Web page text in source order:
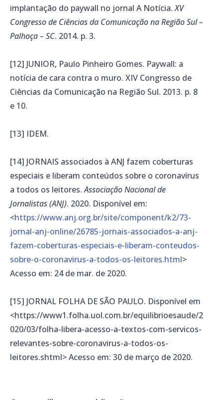
implantação do paywall no jornal A Notícia.XV
Congresso de Ciências da Comunicação na Região Sul –
Palhoça – SC. 2014. p. 3.
[12] JUNIOR, Paulo Pinheiro Gomes. Paywall: a
notícia de cara contra o muro. XIV Congresso de
Ciências da Comunicação na Região Sul. 2013. p. 8
e 10.
[13] IDEM.
[14] JORNAIS associados à ANJ fazem coberturas
especiais e liberam conteúdos sobre o coronavírus
a todos os leitores.Associação Nacional de
Jornalistas (ANJ). 2020. Disponível em:
<https://www.anj.org.br/site/component/k2/73-
jornal-anj-online/26785-jornais-associados-a-anj-
fazem-coberturas-especiais-e-liberam-conteudos-
sobre-o-coronavirus-a-todos-os-leitores.html>
Acesso em: 24 de mar. de 2020.
[15] JORNAL FOLHA DE SÃO PAULO. Disponível em
<https://www1.folha.uol.com.br/equilibrioesaude/2
020/03/folha-libera-acesso-a-textos-com-servicos-
relevantes-sobre-coronavirus-a-todos-os-
leitores.shtml> Acesso em: 30 de março de 2020.